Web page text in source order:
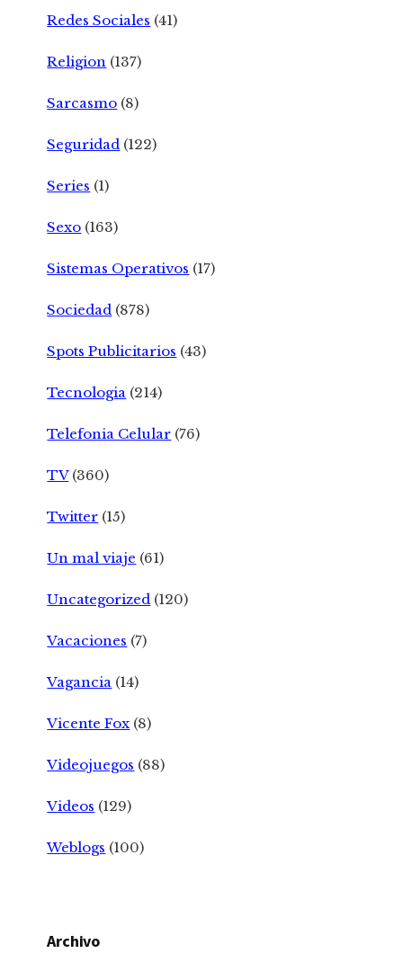
Redes Sociales (41)
Religion (137)
Sarcasmo (8)
Seguridad (122)
Series (1)
Sexo (163)
Sistemas Operativos (17)
Sociedad (878)
Spots Publicitarios (43)
Tecnologia (214)
Telefonia Celular (76)
TV(360)
Twitter (15)
Un mal viaje (61)
Uncategorized (120)
Vacaciones (7)
Vagancia (14)
Vicente Fox (8)
Videojuegos (88)
Videos (129)
Weblogs (100)
Archivo